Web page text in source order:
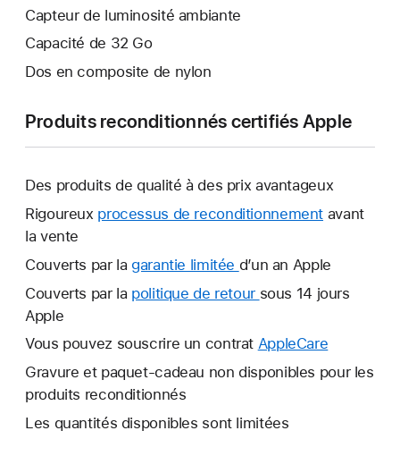
Capteur de luminosité ambiante
Capacité de 32 Go
Dos en composite de nylon
Produits reconditionnés certifiés Apple
Des produits de qualité à des prix avantageux
Rigoureux processus de reconditionnement avant
la vente
Couverts par la garantie limitée Une
nouvelle
d’un an Apple
Couverts par la politique de retour Une
fenêtre
sous 14 jours
Apple
Vous pouvez souscrire un contrat AppleCare
nouvelle
Gravure et paquet-cadeau non disponibles pour les
produits reconditionnés
Les quantités disponibles sont limitées